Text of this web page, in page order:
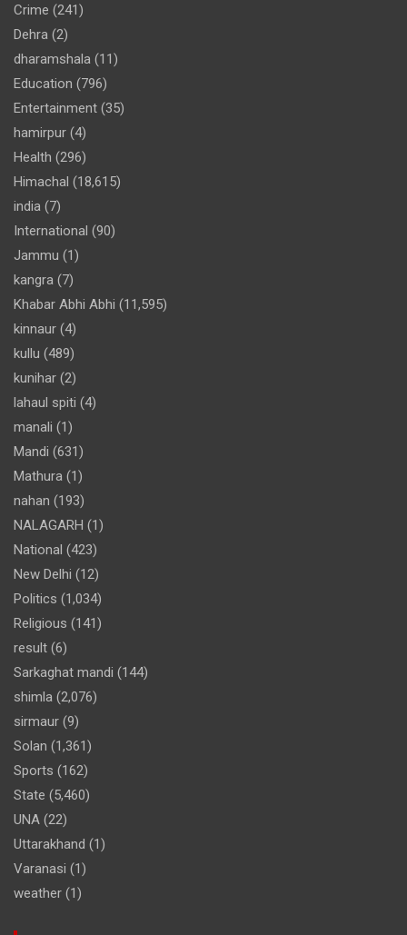
Crime (241)
Dehra (2)
dharamshala (11)
Education (796)
Entertainment (35)
hamirpur (4)
Health (296)
Himachal (18,615)
india (7)
International (90)
Jammu (1)
kangra (7)
Khabar Abhi Abhi (11,595)
kinnaur (4)
kullu (489)
kunihar (2)
lahaul spiti (4)
manali (1)
Mandi (631)
Mathura (1)
nahan (193)
NALAGARH (1)
National (423)
New Delhi (12)
Politics (1,034)
Religious (141)
result (6)
Sarkaghat mandi (144)
shimla (2,076)
sirmaur (9)
Solan (1,361)
Sports (162)
State (5,460)
UNA (22)
Uttarakhand (1)
Varanasi (1)
weather (1)